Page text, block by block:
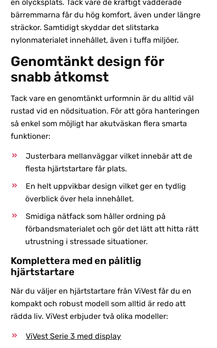
en olycksplats. Tack vare de kraftigt vadderade
bärremmarna får du hög komfort, även under längre
sträckor. Samtidigt skyddar det slitstarka
nylonmaterialet innehållet, även i tuffa miljöer.
Genomtänkt design för
snabb åtkomst
Tack vare en genomtänkt urformnin är du alltid väl
rustad vid en nödsituation. För att göra hanteringen
så enkel som möjligt har akutväskan flera smarta
funktioner:
Justerbara mellanväggar vilket innebär att de
flesta hjärtstartare får plats.
En helt uppvikbar design vilket ger en tydlig
överblick över hela innehållet.
Smidiga nätfack som håller ordning på
förbandsmaterialet och gör det lätt att hitta rätt
utrustning i stressade situationer.
Komplettera med en pålitlig
hjärtstartare
När du väljer en hjärtstartare från ViVest får du en
kompakt och robust modell som alltid är redo att
rädda liv. ViVest erbjuder två olika modeller:
ViVest Serie 3 med display